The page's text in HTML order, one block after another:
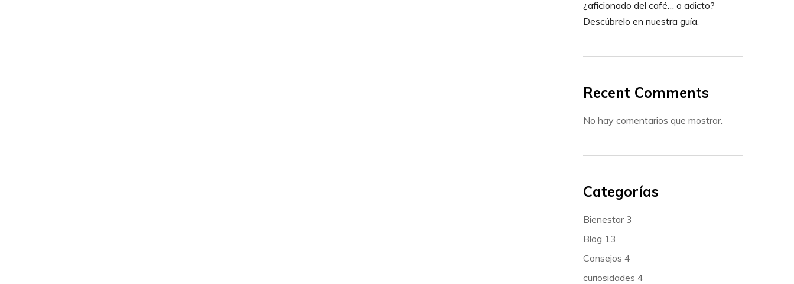
¿aficionado del café… o adicto?
Descúbrelo en nuestra guía.
Recent Comments
No hay comentarios que mostrar.
Categorías
Bienestar 3
Blog 13
Consejos 4
curiosidades 4